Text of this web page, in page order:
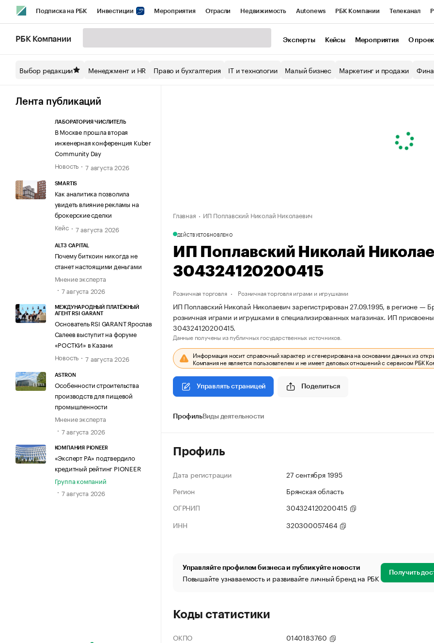
Подписка на РБК Инвестиции Мероприятия Отрасли Недвижимость Autonews РБК Компании Телеканал
Спецпроекты СПб Конференции СПб Спецпроекты Экономика Бизнес
Технологии и медиа
РБК Компании Эксперты Кейсы Мероприятия О
Выбор редакции Менеджмент и HR Право и бухгалтерия IT и технологии Малый бизнес Маркетинг и продажи
Лента публикаций
ЛАБОРАТОРИЯ ЧИСЛИТЕЛЬ
В Москве прошла вторая
инженерная конференция Kuber
Community Day
Новость
7 августа 2026
SMARTIS
Как аналитика позволила
увидеть влияние рекламы на
брокерские сделки
Кейс
7 августа 2026
ALT3 CAPITAL
Почему биткоин никогда не
станет настоящими деньгами
Мнение эксперта
7 августа 2026
МЕЖДУНАРОДНЫЙ ПЛАТЁЖНЫЙ
АГЕНТ RSI GARANT
Основатель RSI GARANT Ярослав
Салеев выступит на форуме
«РОСТКИ» в Казани
Новость
7 августа 2026
ASTRON
Особенности строительства
производств для пищевой
промышленности
Мнение эксперта
7 августа 2026
КОМПАНИЯ PIONEER
«Эксперт РА» подтвердило
кредитный рейтинг PIONEER
Группа компаний
7 августа 2026
Главная ИП Поплавский Николай Николаевич
ДЕЙСТВУЕТОБНОВЛЕНО
ИП Поплавский Николай
304324120200415
Розничная торговля Розничная торговля играми и игрушками
ИП Поплавский Николай Николаевич зарегистрирован 27.09.1995, в регионе —
розничная играми и игрушками в специализированных магазинах. ИП
304324120200415.
Данные получены из публичных государственных источников.
Информация носит справочный характер и сгенерирована на основании данных из
Компания не является пользователем и не имеет деловых отношений с сервисом РБК
Управлять страницей Поделиться
ПрофильВиды деятельности
Профиль
Дата регистрации
27 сентября 1995
Регион
Брянская область
ОГРНИП
304324120200415
ИНН
320300057464
Управляйте профилем бизнеса и публикуйте новости
Повышайте узнаваемость и развивайте личный бренд на РБК Получить
Коды статистики
ОКПО
0140183760